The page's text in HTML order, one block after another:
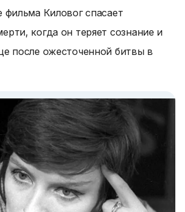
Киловог спасает
когда он теряет сознание и
после ожесточенной битвы в